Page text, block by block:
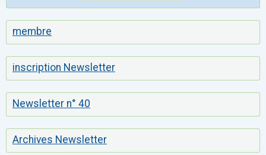
membre
inscription Newsletter
Newsletter n° 40
Archives Newsletter